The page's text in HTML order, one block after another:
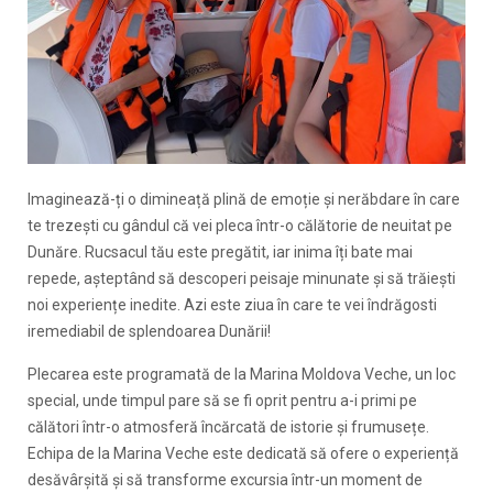
Imaginează-ți o dimineață plină de emoție și nerăbdare în care
te trezești cu gândul că vei pleca într-o călătorie de neuitat pe
Dunăre. Rucsacul tău este pregătit, iar inima îți bate mai
repede, așteptând să descoperi peisaje minunate și să trăiești
noi experiențe inedite. Azi este ziua în care te vei îndrăgosti
iremediabil de splendoarea Dunării!
Plecarea este programată de la Marina Moldova Veche, un loc
special, unde timpul pare să se fi oprit pentru a-i primi pe
călători într-o atmosferă încărcată de istorie și frumusețe.
Echipa de la Marina Veche este dedicată să ofere o experiență
desăvârșită și să transforme excursia într-un moment de